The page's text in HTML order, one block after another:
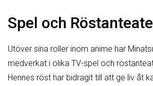
Spel och
Utöver sina roller inom anime har
medverkat i olika TV-spel och
Hennes röst har bidragit till att ge liv åt